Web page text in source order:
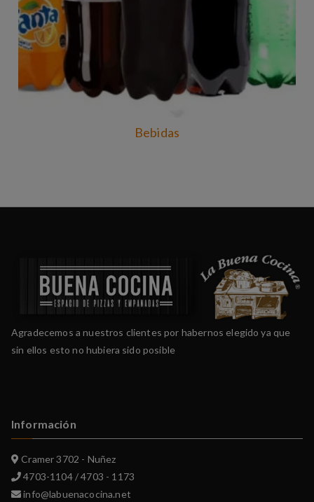
Bebidas
Agradecemos a nuestros clientes por habernos elegido ya que
sin ellos esto no hubiera sido posible
Información
Cramer 3702 - Nuñez
4703-1104 / 4703 - 1173
info@labuenacocina.net